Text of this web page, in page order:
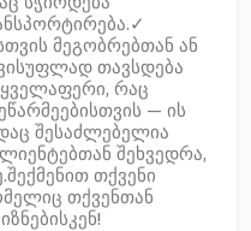
მეგობრებთან ან
თავსდება
რაც
— ის
შესაძლებელია
შეხვედრა,
თქვენი
თქვენთან